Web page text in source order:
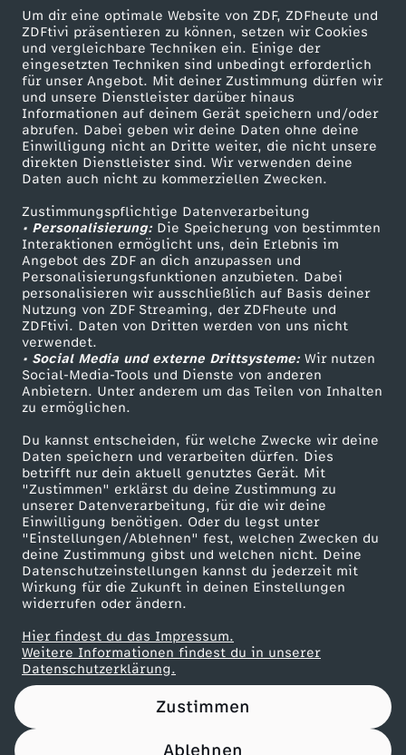
Um dir eine optimale Website von ZDF, ZDFheute und
ZDFtivi präsentieren zu können, setzen wir Cookies
und vergleichbare Techniken ein. Einige der
eingesetzten Techniken sind unbedingt erforderlich
für unser Angebot. Mit deiner Zustimmung dürfen wir
und unsere Dienstleister darüber hinaus
Informationen auf deinem Gerät speichern und/oder
abrufen. Dabei geben wir deine Daten ohne deine
Einwilligung nicht an Dritte weiter, die nicht unsere
direkten Dienstleister sind. Wir verwenden deine
Daten auch nicht zu kommerziellen Zwecken.
Zustimmungspflichtige Datenverarbeitung
• Personalisierung:Die Speicherung von bestimmten
Interaktionen ermöglicht uns, dein Erlebnis im
Angebot des ZDF an dich anzupassen und
Personalisierungsfunktionen anzubieten. Dabei
personalisieren wir ausschließlich auf Basis deiner
Nutzung von ZDF Streaming, der ZDFheute und
ZDFtivi. Daten von Dritten werden von uns nicht
verwendet.
• Social Media und externe Drittsysteme:Wir nutzen
Social-Media-Tools und Dienste von anderen
Anbietern. Unter anderem um das Teilen von Inhalten
zu ermöglichen.
Du kannst entscheiden, für welche Zwecke wir deine
Daten speichern und verarbeiten dürfen. Dies
betrifft nur dein aktuell genutztes Gerät. Mit
"Zustimmen" erklärst du deine Zustimmung zu
unserer Datenverarbeitung, für die wir deine
Einwilligung benötigen. Oder du legst unter
"Einstellungen/Ablehnen" fest, welchen Zwecken du
deine Zustimmung gibst und welchen nicht. Deine
Datenschutzeinstellungen kannst du jederzeit mit
Wirkung für die Zukunft in deinen Einstellungen
widerrufen oder ändern.
Hier findest du das Impressum.
Weitere Informationen findest du in unserer
Datenschutzerklärung.
Zustimmen
Ablehnen
r
e
r
o
,
B
a
c
k
w
e
r
k
&
C
o
Mehr ZDF
ZDF-Apps
Smart TV
ZDFtext
Livestreams
Sendungen A-Z
TV-Programm
Service
ZDFmitreden
Kontakt zum ZDF
Tickets
Zuschauerservice
Hilfe
ZDF Unternehmen
Karriere
ZDF goes Schule
Werbefernsehen
Mainzelmännchen
Partner